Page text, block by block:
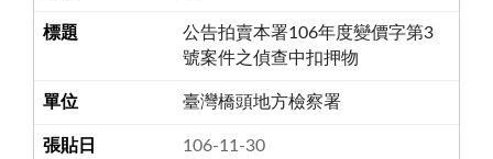
公告拍賣本署106年度變價字第3
號案件之偵查中扣押物
臺灣橋頭地方檢察署
106-11-30